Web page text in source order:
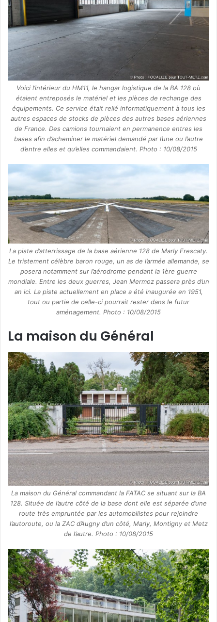
Voici l’intérieur du HM11, le hangar logistique de la BA 128 où
étaient entreposés le matériel et les pièces de rechange des
équipements. Ce service était relié informatiquement à tous les
autres espaces de stocks de pièces des autres bases aériennes
de France. Des camions tournaient en permanence entres les
bases afin d’acheminer le matériel demandé par l’une ou l’autre
d’entre elles et qu’elles commandaient. Photo : 10/08/2015
La piste d’atterrissage de la base aérienne 128 de Marly Frescaty.
Le tristement célèbre baron rouge, un as de l’armée allemande, se
posera notamment sur l’aérodrome pendant la 1ère guerre
mondiale. Entre les deux guerres, Jean Mermoz passera près d’un
an ici. La piste actuellement en place a été inaugurée en 1951,
tout ou partie de celle-ci pourrait rester dans le futur
aménagement. Photo : 10/08/2015
La maison du Général
La maison du Général commandant la FATAC se situant sur la BA
128. Située de l’autre côté de la base dont elle est séparée d’une
route très empruntée par les automobilistes pour rejoindre
l’autoroute, ou la ZAC d’Augny d’un côté, Marly, Montigny et Metz
de l’autre. Photo : 10/08/2015